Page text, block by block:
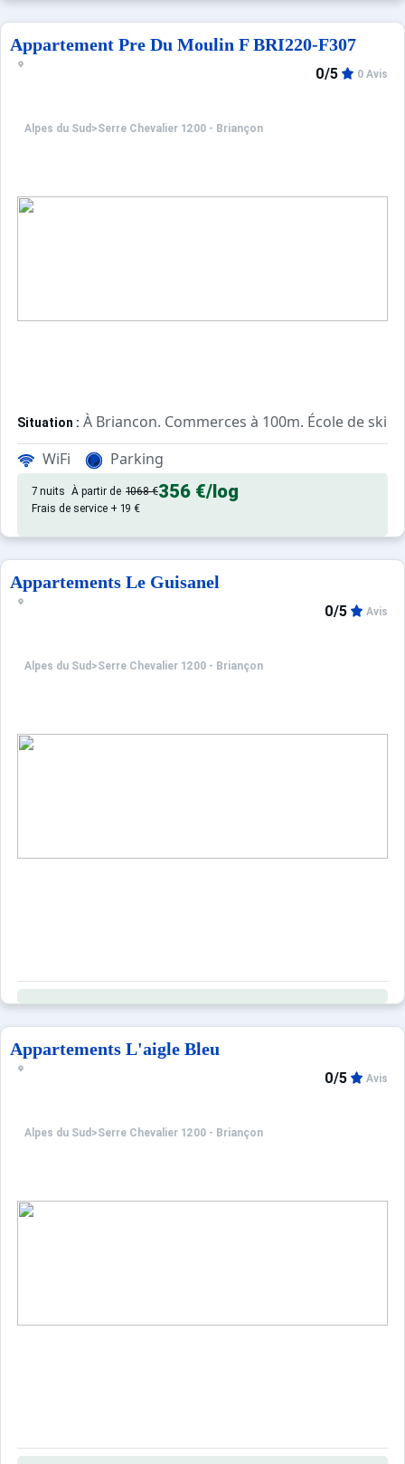
Appartement Pre Du Moulin F BRI220-F307
Alpes du Sud >Serre Chevalier 1200 - Briançon
0/5 0 Avis
Situation : À Briancon. Commerces à 100m. École de ski
Appartement de particulier :Confortable et tout équipé.
WiFi Parking
7 nuits À partir de 1068 €356 €/log
Frais de service + 19 €
Appartements Le Guisanel
Alpes du Sud >Serre Chevalier 1200 - Briançon
0/5 Avis
Appartements L'aigle Bleu
Alpes du Sud >Serre Chevalier 1200 - Briançon
0/5 Avis